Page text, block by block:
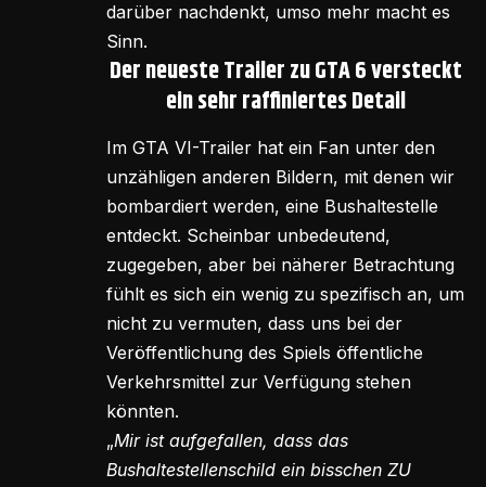
darüber nachdenkt, umso mehr macht es
Sinn.
Der neueste Trailer zu GTA 6 versteckt
ein sehr raffiniertes Detail
Im GTA VI-Trailer hat ein Fan unter den
unzähligen anderen Bildern, mit denen wir
bombardiert werden, eine Bushaltestelle
entdeckt. Scheinbar unbedeutend,
zugegeben, aber bei näherer Betrachtung
fühlt es sich ein wenig zu spezifisch an, um
nicht zu vermuten, dass uns bei der
Veröffentlichung des Spiels öffentliche
Verkehrsmittel zur Verfügung stehen
könnten.
„Mir ist aufgefallen, dass das
Bushaltestellenschild ein bisschen ZU